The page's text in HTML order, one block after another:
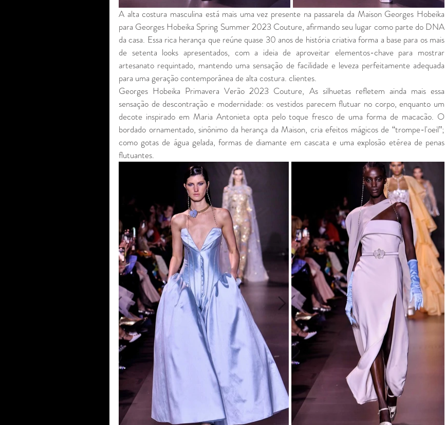
A alta costura masculina está mais uma vez presente na passarela da Maison Georges Hobeika
para Georges Hobeika Spring Summer 2023 Couture, afirmando seu lugar como parte do DNA
da casa. Essa rica herança que reúne quase 30 anos de história criativa forma a base para os mais
de setenta looks apresentados, com a ideia de aproveitar elementos-chave para mostrar
artesanato requintado, mantendo uma sensação de facilidade e leveza perfeitamente adequada
para uma geração contemporânea de alta costura. clientes.
Georges Hobeika Primavera Verão 2023 Couture, As silhuetas refletem ainda mais essa
sensação de descontração e modernidade: os vestidos parecem flutuar no corpo, enquanto um
decote inspirado em Maria Antonieta opta pelo toque fresco de uma forma de macacão. O
bordado ornamentado, sinônimo da herança da Maison, cria efeitos mágicos de “trompe-l'oeil”;
como gotas de água gelada, formas de diamante em cascata e uma explosão etérea de penas
flutuantes.